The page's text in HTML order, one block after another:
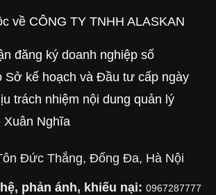
về CÔNG TY TNHH ALASKAN
đăng ký doanh nghiệp số
Sở kế hoạch và Đầu tư cấp ngày
trách nhiệm nội dung quản lý
Nghĩa
Đức Thắng, Đống Đa, Hà Nội
phản ánh, khiếu nại: 0967287777